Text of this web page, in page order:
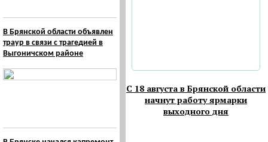
В Брянской области объявлен
траур в связи с трагедией в
Выгоничском районе
С 18 августа в Брянской области
начнут работу ярмарки
выходного дня